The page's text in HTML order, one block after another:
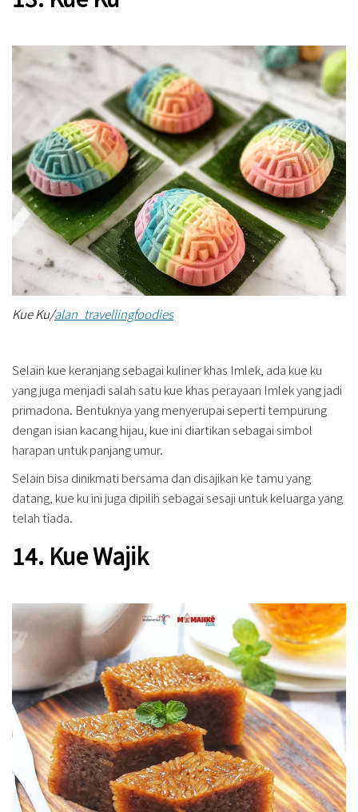
Kue Ku/alan_travellingfoodies
Selain kue keranjang sebagai kuliner khas Imlek, ada kue ku
yang juga menjadi salah satu kue khas perayaan Imlek yang jadi
primadona. Bentuknya yang menyerupai seperti tempurung
dengan isian kacang hijau, kue ini diartikan sebagai simbol
harapan untuk panjang umur.
Selain bisa dinikmati bersama dan disajikan ke tamu yang
datang, kue ku ini juga dipilih sebagai sesaji untuk keluarga yang
telah tiada.
14. Kue Wajik